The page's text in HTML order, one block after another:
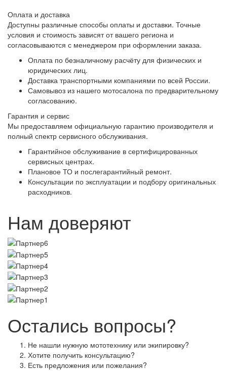
Оплата и доставка
Доступны различные способы оплаты и доставки. Точные
условия и стоимость зависят от вашего региона и
согласовываются с менеджером при оформлении заказа.
Оплата по безналичному расчёту для физических и
юридических лиц.
Доставка транспортными компаниями по всей России.
Самовывоз из нашего мотосалона по предварительному
согласованию.
Гарантия и сервис
Мы предоставляем официальную гарантию производителя и
полный спектр сервисного обслуживания.
Гарантийное обслуживание в сертифицированных
сервисных центрах.
Плановое ТО и послегарантийный ремонт.
Консультации по эксплуатации и подбору оригинальных
расходников.
Нам доверяют
Остались вопросы?
Не нашли нужную мототехнику или экипировку?
Хотите получить консультацию?
Есть предложения или пожелания?